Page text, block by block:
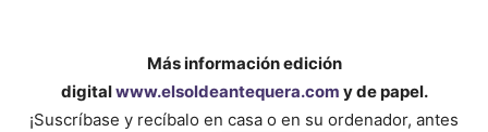
Más información edición
digitalwww.elsoldeantequera.com y de papel.
¡Suscríbase y recíbalo en casa o en su ordenador, antes